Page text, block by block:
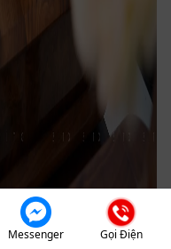
Messenger Gọi Điện